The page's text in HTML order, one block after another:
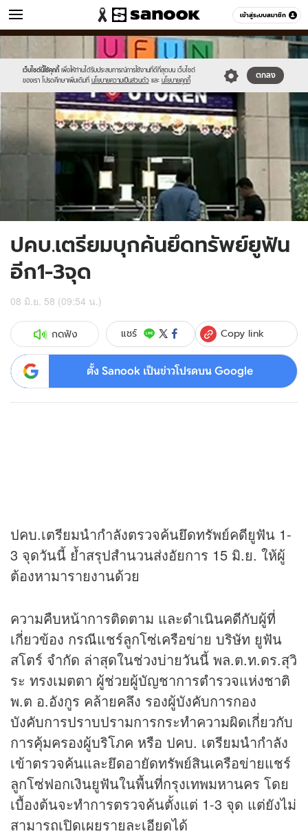
เข้าสู่ระบบสมาชิก
ข่าว หมวดอื่นๆ
เว็บไซต์นี้ใช้คุกกี้ เพื่อให้ท่านได้รับประสบการณ์การใช้งานที่ดีที่สุดบน เว็บไซต์
ของเรา โปรดศึกษาเพิ่มเติมที่ นโยบายความเป็นส่วนตัว และ นโยบายคุกกี้
ตกลง
//s.isanook.com/sr/0/images/logo-
new-
sanook.png
//s.isanook.com/ns/0/ud/361/1808606/623380-
01.jpg
ปคบ.เตรียมบุกค้นยึดทรัพย์ยูฟัน
อีก1-3จุด
08 มิ.ย. 58 (09:54 น.)
กดฟัง แชร์ Copy link
ตั้ง Sanook เป็นข่าวโปรดบน Google
ปคบ.เตรียมนำกำลังตรวจค้นยึดทรัพย์คดียูฟัน 1-
3 จุดวันนี้ ย้ำสรุปสำนวนส่งอัยการ 15 มิ.ย. ให้ผู้
ต้องหามารายงานด้วย
ความคืบหน้าการติดตาม และดำเนินคดีกับผู้ที่
เกี่ยวข้อง กรณีแชร์ลูกโซ่เครือข่าย บริษัท ยูฟัน
สโตร์ จำกัด ล่าสุดในช่วงบ่ายวันนี้ พล.ต.ท.ดร.สุวิ
ระ ทรงเมตตา ผู้ช่วยผู้บัญชาการตำรวจแห่งชาติ
พ.ต อ.อังกูร คล้ายคลึง รองผู้บังคับการกอง
บังคับการปราบปรามการกระทำความผิดเกี่ยวกับ
การคุ้มครองผู้บริโภค หรือ ปคบ. เตรียมนำกำลัง
เข้าตรวจค้นและยึดอายัดทรัพย์สินเครือข่ายแชร์
ลูกโซ่ฟอกเงินยูฟันในพื้นที่กรุงเทพมหานคร โดย
เบื้องต้นจะทำการตรวจค้นตั้งแต่ 1-3 จุด แต่ยังไม่
สามารถเปิดเผยรายละเอียดได้